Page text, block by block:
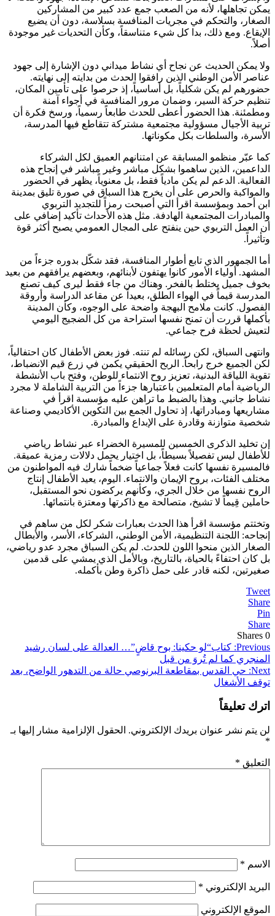
يمكن تجاهلها، لأنه من الصعب جمع عدد كبير من المشاركين
الصغار، والتحكم في مجريات المنافسة بسلاسة، دون أن يضيع
الإيقاع. ومع ذلك، بدا كل شيء متناسقاً، وكأن التحديات غير موجودة
أصلاً.
ولا يمكن الحديث عن نجاح أي نشاط ميداني دون الإشارة إلى جهود
عناصر الأمن الوطني الذين رافقوا الحدث من بدايته إلى نهايته.
حضورهم لم يكن شكلياً، بل أساسياً، إذ حرصوا على تأمين المكان،
تنظيم حركة السير، وضمان مرور المنافسة في أجواء آمنة
ومطمئنة. هذا الحضور أعطى للحدث طابعاً رسمياً، ورسخ فكرة أن
تربية الأجيال مسؤولية مجتمعية مشتركة تتقاطع فيها المدرسة،
الأسرة، والسلطات بكل مكوناتها.
كما عبّر منظمو المسابقة عن امتنانهم العميق لكل الشركاء
الداعمين، الذين ساهموا بشكل مباشر وغير مباشر في إنجاح هذه
الفعالية. الدعم لم يكن مادياً فقط، بل معنوياً، يظهر في الحضور
والمواكبة والحرص على أن يخرج هذا السباق في صورة تليق بمدينة
ابن أحمد وبمؤسسة اقرأ التي أصبحت رمزاً للتجديد التربوي
والمبادرات المجتمعية الهادفة. مثل هذه الأحداث تأكيد إضافي على
أن العمل التربوي حين ينفتح على المجال العمومي يصبح أكثر قوة
وتأثيراً.
أما الجمهور الذي تابع أطوار المنافسة، فقد شكّل بدوره جزءاً من
المشهد. أولياء الأمور كانوا يهتفون لأبنائهم، وبعضهم يرافقهم من بعيد
بخوف جميل يختلط بالفخر. وهناك من جاء فقط ليرى كيف تصنع
المدرسة قيماً في الهواء الطلق، بعيداً عن مقاعد الدراسة وأروقة
الفصول. كانت ملامح البهجة واضحة على الوجوه، وكأن المدينة
بأكملها قررت أن تمنح نفسها استراحة من كل الضجيج اليومي
لتعيش لحظة فرح جماعي.
وانتهى السباق، لكن رسائله لم تنته. فوز بعض الأطفال كان احتفالياً،
لكن الجميع خرج رابحاً. الربح الحقيقي يكمن في زرع قيم الانضباط،
تقوية اللياقة البدنية، تعزيز روح الانتماء للوطن، وفتح باب الأنشطة
الرياضية أمام المتعلمين باعتبارها جزءاً من التربية الشاملة لا مجرد
نشاط جانبي. وهذا بالضبط ما تراهن عليه مؤسسة اقرأ في
مشاريعها ومبادراتها، إذ تحاول الجمع بين التكوين الأكاديمي وصناعة
شخصية متوازنة وقادرة على الإبداع والمبادرة.
إن تخليد الذكرى الخمسين للمسيرة الخضراء عبر نشاط رياضي
للأطفال ليس تفصيلاً بسيطاً، بل اختيار يحمل دلالات رمزية عميقة.
فالمسيرة نفسها كانت فعلاً جماعياً ضخماً شارك فيه المواطنون من
مختلف الفئات، بروح الإيمان والانتماء. اليوم، يعيد الأطفال إنتاج
الروح نفسها من خلال الجري، وكأنهم يركضون نحو المستقبل،
حاملين قِيماً لا تشيخ، متصالحة مع ذاكرتها ومعتزة بانتمائها.
وتختتم مؤسسة اقرأ هذا الحدث بعبارات شكر لكل من ساهم في
إنجاحه: اللجنة التنظيمية، الأمن الوطني، الشركاء، الأسر، والأبطال
الصغار الذين منحوا اللون للحدث. لم يكن السباق مجرد عدو رياضي،
بل كان احتفاءً بالحياة، بالتاريخ، وبالأمل الذي يمشي على قدمين
صغيرتين، لكنه قادر على حمل ذاكرة وطن بأكمله.
Tweet
Share
Pin
Share
0
Shares
تصفّح
المقالات
Previous: كتاب“لو حكينا: بوح قاضٍ”… العدالة على لسان رشيد
المنجري كما لم تُروَ من قبل
Next: حي القدس بمقاطعة البرنوصي حالة من التدهور الواضح، بعد
توقف الأشغال
اترك تعليقاً
لن يتم نشر عنوان بريدك الإلكتروني. الحقول الإلزامية مشار إليها بـ
*
التعليق *
الاسم *
البريد الإلكتروني *
الموقع الإلكتروني